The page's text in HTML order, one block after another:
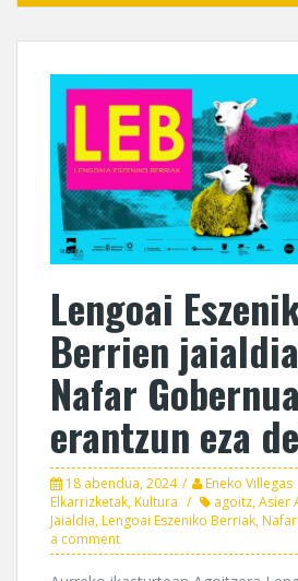
Lengoai
Berrien
Nafar
erantzun eza
18 abendua, 2024 Eneko Villegas
Elkarrizketak,Kultura agoitz,Asier
Jaialdia,Lengoai Eszeniko Berriak,
a comment